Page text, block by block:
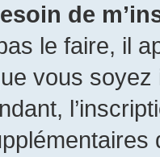
de
le faire, il
vous